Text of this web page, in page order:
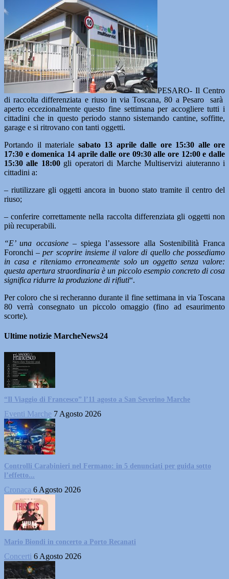
PESARO- Il Centro
di raccolta differenziata e riuso in via Toscana, 80 a Pesaro sarà
aperto eccezionalmente questo fine settimana per accogliere tutti i
cittadini che in questo periodo stanno sistemando cantine, soffitte,
garage e si ritrovano con tanti oggetti.
Portando il materiale sabato 13 aprile dalle ore 15:30 alle ore
17:30 e domenica 14 aprile dalle ore 09:30 alle ore 12:00 e dalle
15:30 alle 18:00gli operatori di Marche Multiservizi aiuteranno i
cittadini a:
– riutilizzare gli oggetti ancora in buono stato tramite il centro del
riuso;
– conferire correttamente nella raccolta differenziata gli oggetti non
più recuperabili.
“E’ una occasione – spiega l’assessore alla Sostenibilità Franca
Foronchi – per scoprire insieme il valore di quello che possediamo
in casa e riteniamo erroneamente solo un oggetto senza valore:
questa apertura straordinaria è un piccolo esempio concreto di cosa
significa ridurre la produzione di rifiuti“.
Per coloro che si recheranno durante il fine settimana in via Toscana
80 verrà consegnato un piccolo omaggio (fino ad esaurimento
scorte).
Ultime notizie MarcheNews24
“Il Viaggio di Francesco” l’11 agosto a San Severino Marche
Eventi Marche 7 Agosto 2026
Controlli Carabinieri nel Fermano: in 5 denunciati per guida sotto
l’effetto...
Cronaca 6 Agosto 2026
Mario Biondi in concerto a Porto Recanati
Concerti 6 Agosto 2026